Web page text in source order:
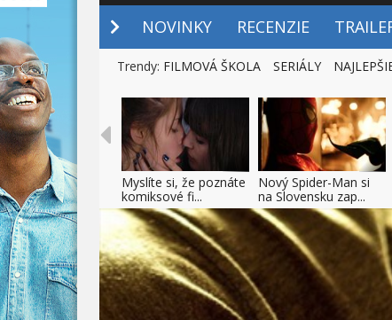
NOVINKY RECENZIE
Trendy: FILMOVÁ ŠKOLA SERIÁLY
Myslíte si, že poznáte
komiksové fi...
Nový Spider-Man si
na Slovensku zap...